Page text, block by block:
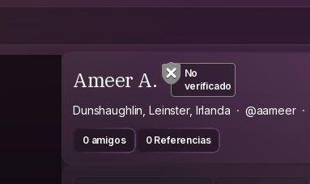
Ameer A.
No
verificado
Dunshaughlin, Leinster, Irlanda @aameer
0 amigos 0 Referencias